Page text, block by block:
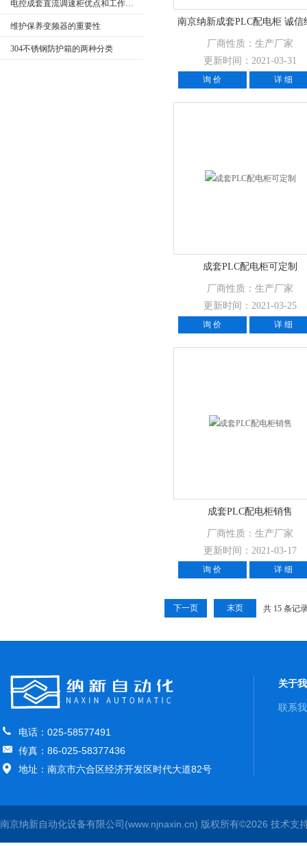
电控成套直流调速柜优点和工作原理
维护保养变频器的重要性
304不锈钢防护箱的两种分类
南京纳新成套PLC配电柜 诚信
厂商性质：生产厂家
更新时间：2021-03-31
询 价 详 细
成套PLC配电柜可定制
厂商性质：生产厂家
更新时间：2021-03-25
询 价 详 细
成套PLC配电柜销售
厂商性质：生产厂家
更新时间：2021-03-17
询 价 详 细
共 15 条记
下一页 末页
电话：025-58577491
传真：86-025-58377436
地址：南京市六合区经济开发区时代大道82号
关于
联系
南京纳新自动化设备有限公司(www.njnaxin.cn) 版权所有©2026 技术支